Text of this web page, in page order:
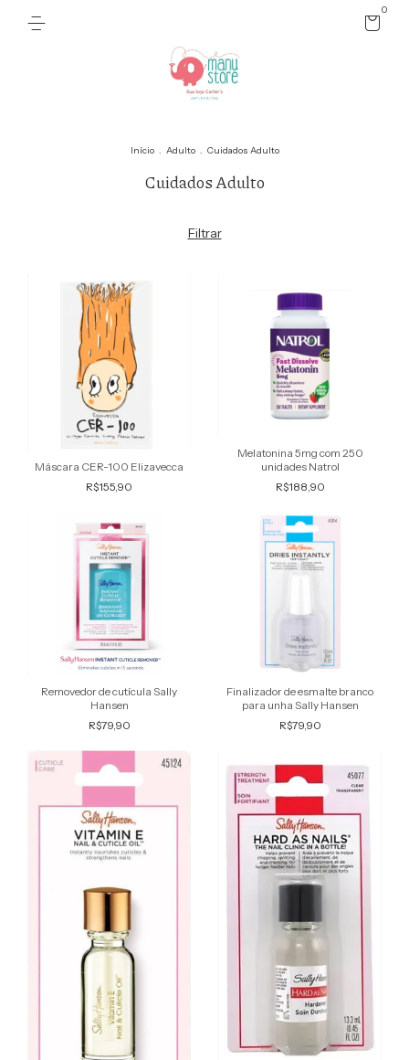
0
Início . Adulto . Cuidados Adulto
Cuidados Adulto
Filtrar
Máscara CER-100 Elizavecca
R$155,90
Melatonina 5mg com 250
unidades Natrol
R$188,90
Removedor de cutícula Sally
Hansen
R$79,90
Finalizador de esmalte branco
para unha Sally Hansen
R$79,90